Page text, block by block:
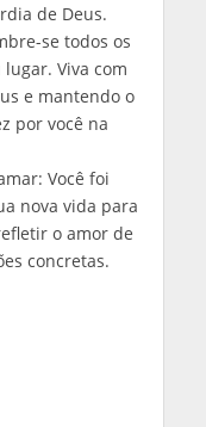
de Deus.
se todos os
Viva com
e mantendo o
por você na
Você foi
nova vida para
o amor de
concretas.